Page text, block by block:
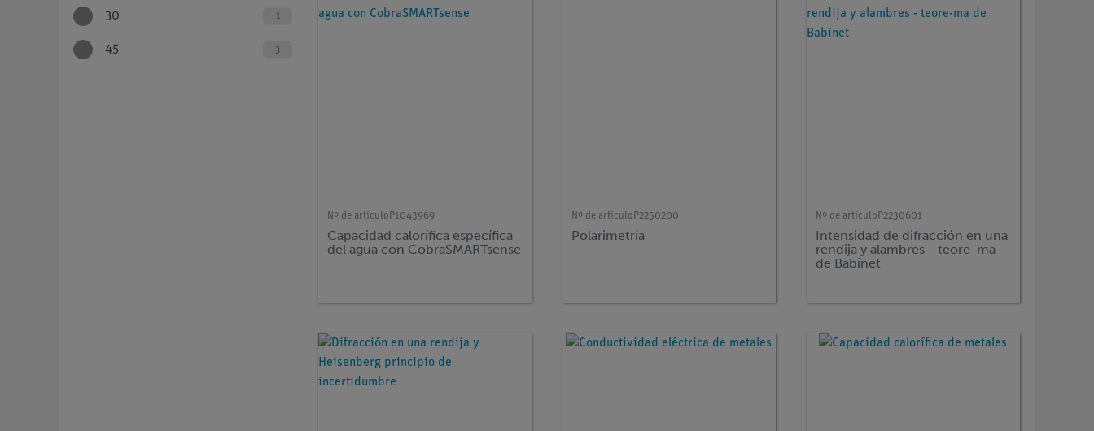
30 1
45 3
Nº de artículo P1043969
Capacidad calorífica específica
del agua con CobraSMARTsense
Nº de artículo P2250200
Polarimetría
Nº de artículo P2230601
Intensidad de difracción en una
rendija y alambres - teore-ma
de Babinet